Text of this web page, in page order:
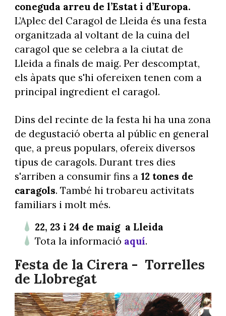
coneguda arreu de l’Estat i d’Europa.
L’Aplec del Caragol de Lleida és una festa
organitzada al voltant de la cuina del
caragol que se celebra a la ciutat de
Lleida a finals de maig. Per descomptat,
els àpats que s'hi ofereixen tenen com a
principal ingredient el caragol.
Dins del recinte de la festa hi ha una zona
de degustació oberta al públic en general
que, a preus populars, ofereix diversos
tipus de caragols. Durant tres dies
s'arriben a consumir fins a 12 tones de
caragols. També hi trobareu activitats
familiars i molt més.
22, 23 i 24 de maig a Lleida
Tota la informació aquí.
Festa de la Cirera - Torrelles
de Llobregat